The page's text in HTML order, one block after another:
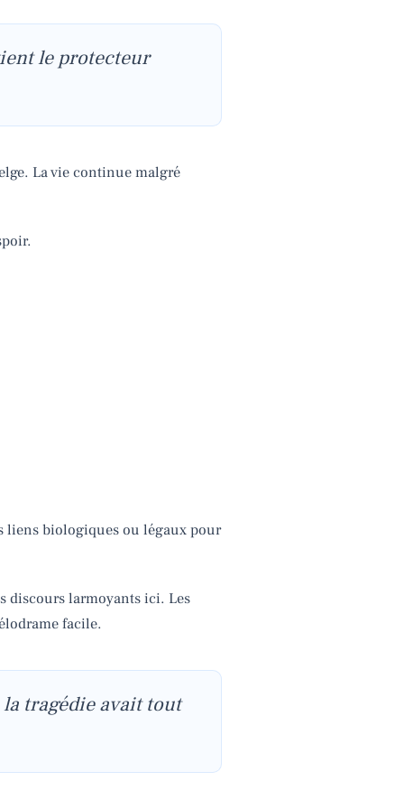
le protecteur
La vie continue malgré
liens biologiques ou légaux pour
discours larmoyants ici. Les
facile.
tragédie avait tout